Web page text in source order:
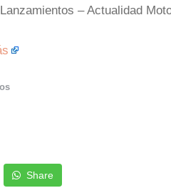
– Actualidad
Share